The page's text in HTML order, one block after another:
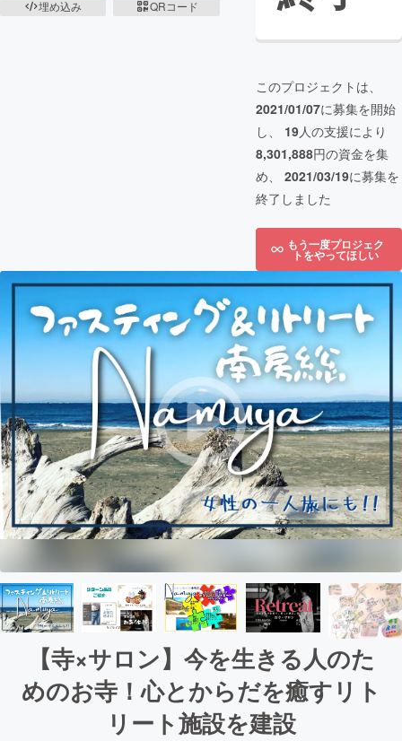
埋め込み
QRコード
このプロジェクトは、
2021/01/07に募集を開始
し、 19人の支援により
8,301,888円の資金を集
め、 2021/03/19に募集を
終了しました
もう一度プロジェク
トをやってほしい
【寺×サロン】今を生きる人のた
めのお寺！心とからだを癒すリト
リート施設を建設